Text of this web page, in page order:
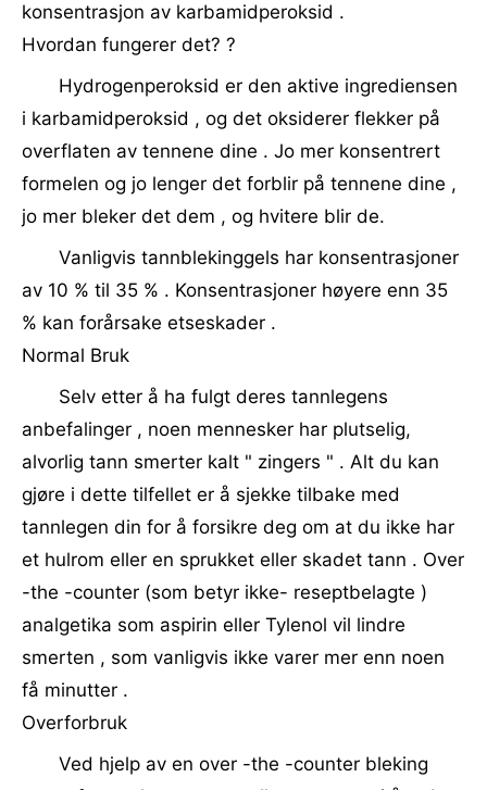
konsentrasjon av karbamidperoksid .
Hvordan fungerer det? ?
Hydrogenperoksid er den aktive ingrediensen
i karbamidperoksid , og det oksiderer flekker på
overflaten av tennene dine . Jo mer konsentrert
formelen og jo lenger det forblir på tennene dine ,
jo mer bleker det dem , og hvitere blir de.
Vanligvis tannblekinggels har konsentrasjoner
av 10 % til 35 % . Konsentrasjoner høyere enn 35
% kan forårsake etseskader .
Normal Bruk
Selv etter å ha fulgt deres tannlegens
anbefalinger , noen mennesker har plutselig,
alvorlig tann smerter kalt " zingers " . Alt du kan
gjøre i dette tilfellet er å sjekke tilbake med
tannlegen din for å forsikre deg om at du ikke har
et hulrom eller en sprukket eller skadet tann . Over
-the -counter (som betyr ikke- reseptbelagte )
analgetika som aspirin eller Tylenol vil lindre
smerten , som vanligvis ikke varer mer enn noen
få minutter .
Overforbruk
Ved hjelp av en over -the -counter bleking